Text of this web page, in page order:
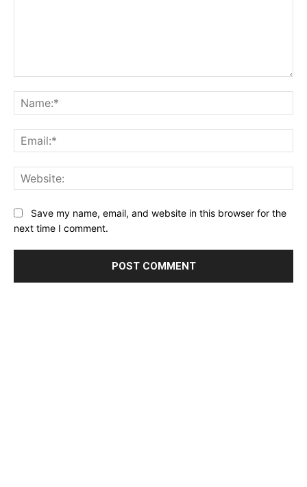
Save my name, email, and website in this browser for the
next time I comment.